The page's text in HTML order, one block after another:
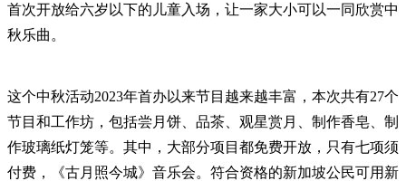
首次开放给六岁以下的儿童入场，让一家大小可以一同欣赏中
秋乐曲。
这个中秋活动2023年首办以来节目越来越丰富，本次共有27个
节目和工作坊，包括尝月饼、品茶、观星赏月、制作香皂、制
作玻璃纸灯笼等。其中，大部分项目都免费开放，只有七项须
付费，《古月照今城》音乐会。符合资格的新加坡公民可用新